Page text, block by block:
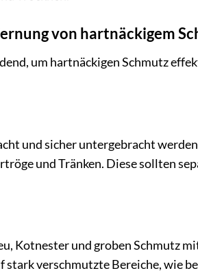
von hartnäckigem
um hartnäckigen Schmutz
und sicher untergebracht
und Tränken. Diese sollten
Kotnester und groben Schmutz
verschmutzte Bereiche, wie